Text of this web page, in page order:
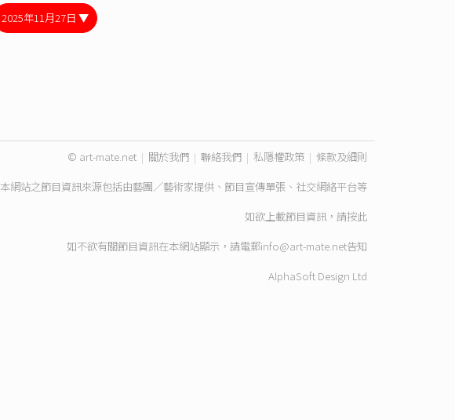
2025年11月27日 ▼
© art-mate.net | 關於我們 | 聯絡我們 | 私隱權政策 | 條款及細則
本網站之節目資訊來源包括由藝團／藝術家提供、節目宣傳單張、社交網絡平台等
如欲上載節目資訊，請按此
如不欲有關節目資訊在本網站顯示，請電郵info@art-mate.net告知
AlphaSoft Design Ltd